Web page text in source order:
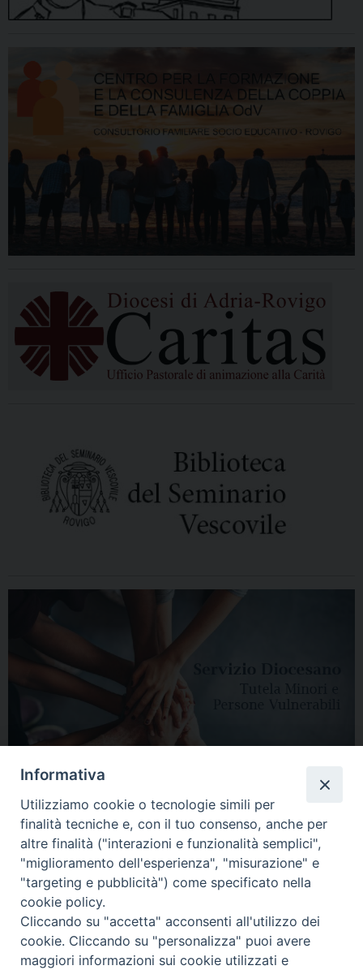
HOME DIOCESI VESCOVO CURIA VESCOVILE NEWS
APPUNTAMENTI CONTATTI SERVIZIO ANTENATI
Copyright © 2018 - 2021Diocesi di Adria Rovigo.All Rights Reserved.
Informativa
Utilizziamo cookie o tecnologie simili per
finalità tecniche e, con il tuo consenso, anche per
altre finalità ("interazioni e funzionalità semplici",
"miglioramento dell'esperienza", "misurazione" e
"targeting e pubblicità") come specificato nella
cookie policy.
Cliccando su "accetta" acconsenti all'utilizzo dei
cookie. Cliccando su "personalizza" puoi avere
maggiori informazioni sui cookie utilizzati e